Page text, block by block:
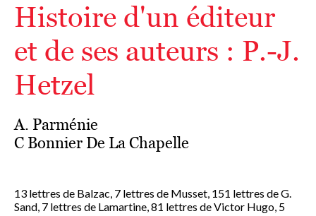
Histoire d'un éditeur
et de ses auteurs : P.-J.
Hetzel
A. Parménie
C Bonnier De La Chapelle
13 lettres de Balzac, 7 lettres de Musset, 151 lettres de G.
Sand, 7 lettres de Lamartine, 81 lettres de Victor Hugo, 5